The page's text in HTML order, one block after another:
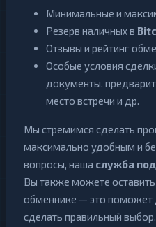
Минимальные и
Резерв наличных в
Отзывы и рейтинг
Особые условия
документы,
место встречи и др.
Мы стремимся сделать
максимально удобным и
вопросы, наша служба
Вы также можете
обменнике — это поможет
сделать правильный выбор.